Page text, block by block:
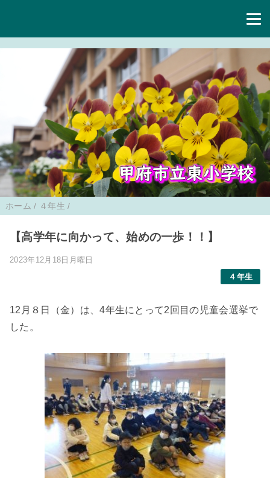
ホーム / ４年生 /
【高学年に向かって、始めの一歩！！】
2023年12月18日月曜日
４年生
12月８日（金）は、4年生にとって2回目の児童会選挙で
した。